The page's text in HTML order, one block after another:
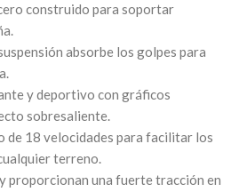
construido para soportar
absorbe los golpes para
y deportivo con gráficos
sobresaliente.
de 18 velocidades para facilitar los
terreno.
proporcionan una fuerte tracción en